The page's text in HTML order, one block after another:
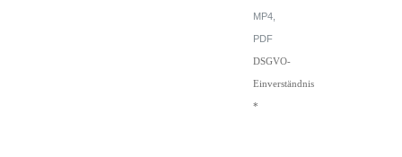
MP4,
PDF
DSGVO-
Einverständnis
*